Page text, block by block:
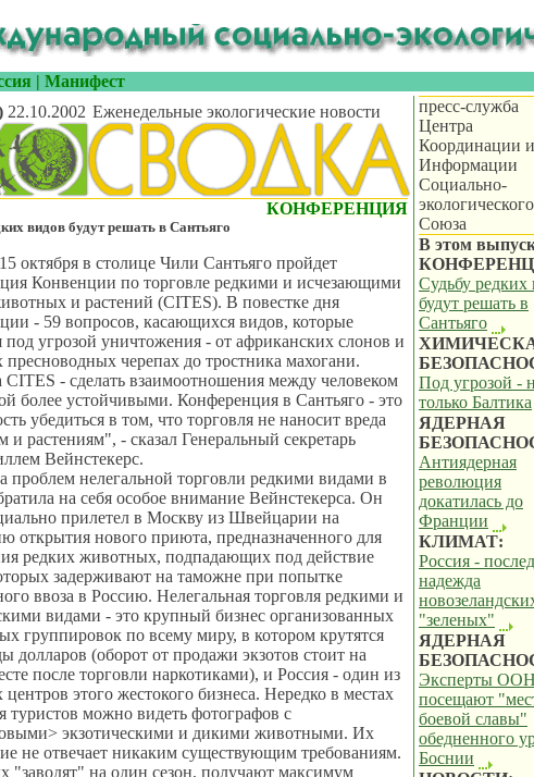
| Манифест
22.10.2002 Еженедельные экологические новости
пресс-служба
Центра
Координации и
Информации
Социально-
экологического
Союза
В этом
Судьбу редких
будут решать в
Сантьяго
Под угрозой -
только Балтика
ЯДЕРНАЯ
Антиядерная
революция
докатилась до
Франции
КЛИМАТ:
Россия -
надежда
"зеленых"
ЯДЕРНАЯ
Эксперты ООН
посещают
боевой славы"
обедненного
Боснии
КОНФЕРЕНЦИЯ
видов будут решать в Сантьяго
октября в столице Чили Сантьяго пройдет
Конвенции по торговле редкими и исчезающими
и растений (CITES). В повестке дня
- 59 вопросов, касающихся видов, которые
под угрозой уничтожения - от африканских слонов и
пресноводных черепах до тростника махогани.
CITES - сделать взаимоотношения между человеком
более устойчивыми. Конференция в Сантьяго - это
убедиться в том, что торговля не наносит вреда
растениям", - сказал Генеральный секретарь
Вейнстекерс.
проблем нелегальной торговли редкими видами в
на себя особое внимание Вейнстекерса. Он
прилетел в Москву из Швейцарии на
открытия нового приюта, предназначенного для
редких животных, подпадающих под действие
задерживают на таможне при попытке
ввоза в Россию. Нелегальная торговля редкими и
видами - это крупный бизнес организованных
группировок по всему миру, в котором крутятся
долларов (оборот от продажи экзотов стоит на
после торговли наркотиками), и Россия - один из
этого жестокого бизнеса. Нередко в местах
туристов можно видеть фотографов с
экзотическими и дикими животными. Их
не отвечает никаким существующим требованиям.
"заводят" на один сезон, получают максимум